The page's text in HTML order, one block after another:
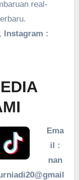
real-
Instagram :
Ema
il :
nan